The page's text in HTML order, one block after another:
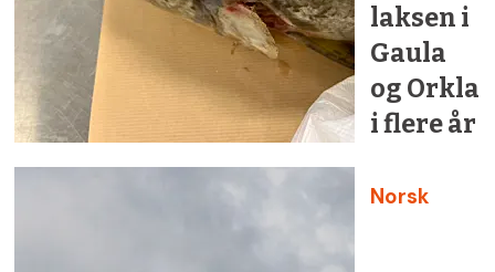
laksen i
Gaula
og Orkla
i flere år
Norsk